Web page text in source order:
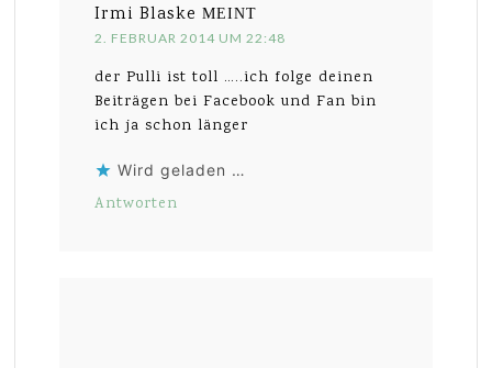
Irmi Blaske MEINT
2. FEBRUAR 2014 UM 22:48
der Pulli ist toll …..ich folge deinen
Beiträgen bei Facebook und Fan bin
ich ja schon länger
Wird geladen …
Antworten